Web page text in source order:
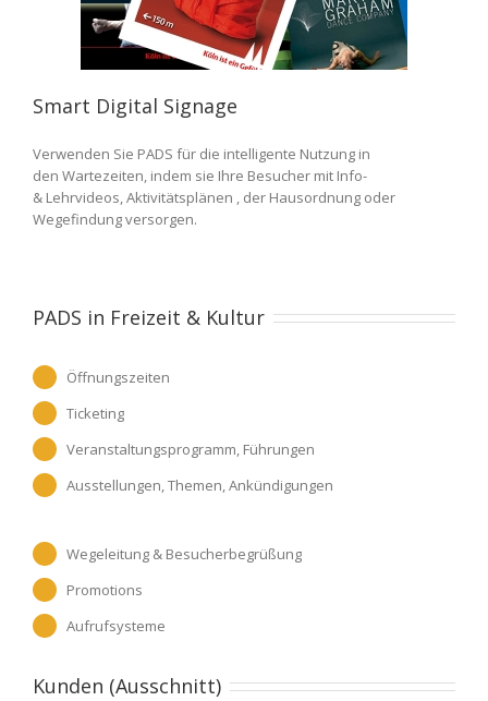
Smart Digital Signage
Verwenden Sie PADS für die intelligente Nutzung in
den Wartezeiten, indem sie Ihre Besucher mit Info-
& Lehrvideos, Aktivitätsplänen , der Hausordnung oder
Wegefindung versorgen.
PADS in Freizeit & Kultur
Öffnungszeiten
Ticketing
Veranstaltungsprogramm, Führungen
Ausstellungen, Themen, Ankündigungen
Wegeleitung & Besucherbegrüßung
Promotions
Aufrufsysteme
Kunden (Ausschnitt)